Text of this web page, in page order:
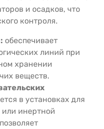
и осадков, что
контроля.
обеспечивает
линий при
хранении
веществ.
в установках для
или инертной